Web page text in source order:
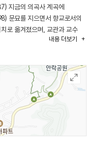
지금의 의곡사 계곡에
문묘를 지으면서 향교로서의
로 옮겨졌으며, 교관과 교수
(1592) 때 불에 타 없어졌다가
을 비롯한 교육공간이 앞에
치한 전학 후묘의 배치형식을
일직선 위에 대칭으로
, 명륜당, 동재와 서재, 풍화루
내용 더보기